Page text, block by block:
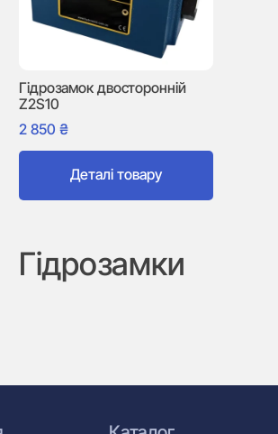
Гідрозамок двосторонній
Z2S10
2 850 ₴
Деталі товару
Гідрозамки